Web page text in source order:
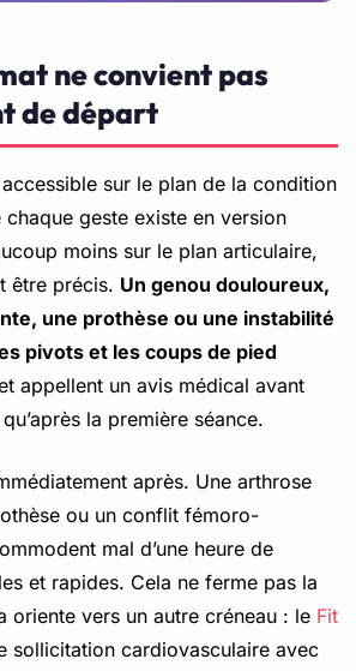
ne convient pas
de départ
sur le plan de la condition
geste existe en version
moins sur le plan articulaire,
être précis. Un genou douloureux,
une prothèse ou une instabilité
pivots et les coups de pied
appellent un avis médical avant
la première séance.
après. Une arthrose
ou un conflit fémoro-
mal d’une heure de
et rapides. Cela ne ferme pas la
oriente vers un autre créneau : le Fit
sollicitation cardiovasculaire avec